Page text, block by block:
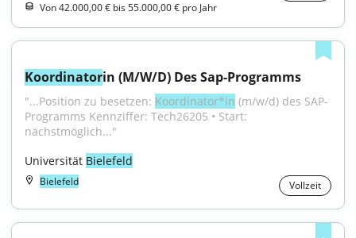
Von 42.000,00 € bis 55.000,00 € pro Jahr
Koordinatorin (M/W/D) Des Sap-Programms
"...Position zu besetzen: Koordinator*in (m/w/d) des SAP-
Programms Kennziffer: Tech26205 • Start:
nächstmöglich..."
Universität Bielefeld
Bielefeld Vollzeit